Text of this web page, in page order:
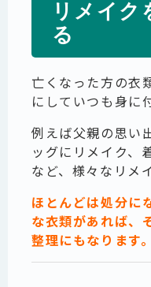
リメイク
る
亡くなった方の衣
にしていつも身に
例えば父親の思い
ッグにリメイク、
など、様々なリメ
ほとんどは処分に
な衣類があれば、
整理にもなります。